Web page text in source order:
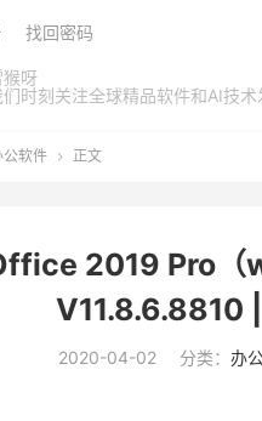
猴呀
们时刻关注全球精品软件和AI技术
找回密码
公软件  正文
2019 Pro（
V11.8.6.8810
2020-04-02 分类： 办